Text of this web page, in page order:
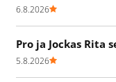
6.8.2026
Pro ja Jockas Rita
5.8.2026